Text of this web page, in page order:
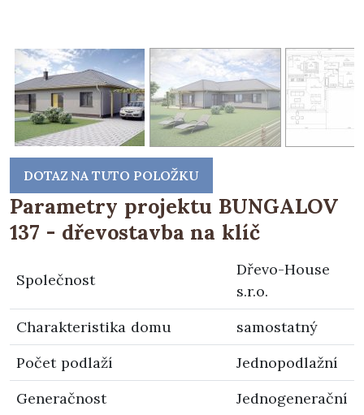
DOTAZ NA TUTO POLOŽKU
Parametry projektu BUNGALOV
137 - dřevostavba na klíč
Společnost
Dřevo-House
s.r.o.
Charakteristika domu
samostatný
Počet podlaží
Jednopodlažní
Generačnost
Jednogenerační